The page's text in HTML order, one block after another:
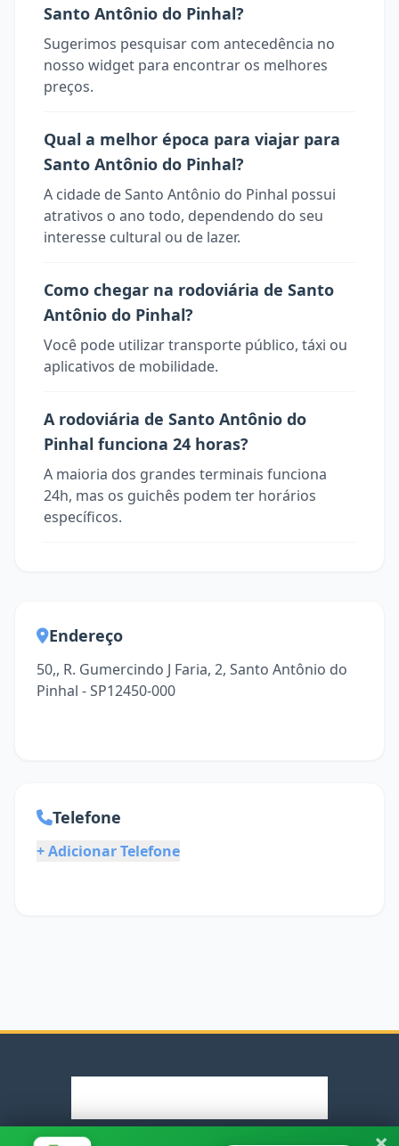
Santo Antônio do Pinhal?
Sugerimos pesquisar com antecedência no
nosso widget para encontrar os melhores
preços.
Qual a melhor época para viajar para
Santo Antônio do Pinhal?
A cidade de Santo Antônio do Pinhal possui
atrativos o ano todo, dependendo do seu
interesse cultural ou de lazer.
Como chegar na rodoviária de Santo
Antônio do Pinhal?
Você pode utilizar transporte público, táxi ou
aplicativos de mobilidade.
A rodoviária de Santo Antônio do
Pinhal funciona 24 horas?
A maioria dos grandes terminais funciona
24h, mas os guichês podem ter horários
específicos.
Endereço
50,, R. Gumercindo J Faria, 2, Santo Antônio do
Pinhal - SP12450-000
Telefone
+ Adicionar Telefone